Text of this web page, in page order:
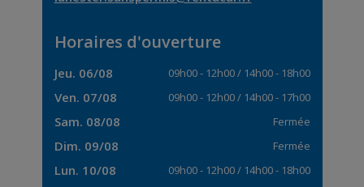
Horaires d'ouverture
Jeu. 06/08 09h00- 12h00/ 14h00- 18h00
Ven. 07/08 09h00- 12h00/ 14h00- 17h00
Sam. 08/08 Fermée
Dim. 09/08 Fermée
Lun. 10/08 09h00- 12h00/ 14h00- 18h00